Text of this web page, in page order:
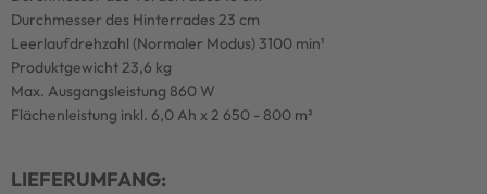
Durchmesser des Hinterrades 23 cm
Leerlaufdrehzahl (Normaler Modus) 3100 min¹
Produktgewicht 23,6 kg
Max. Ausgangsleistung 860 W
Flächenleistung inkl. 6,0 Ah x 2 650 - 800 m²
LIEFERUMFANG: